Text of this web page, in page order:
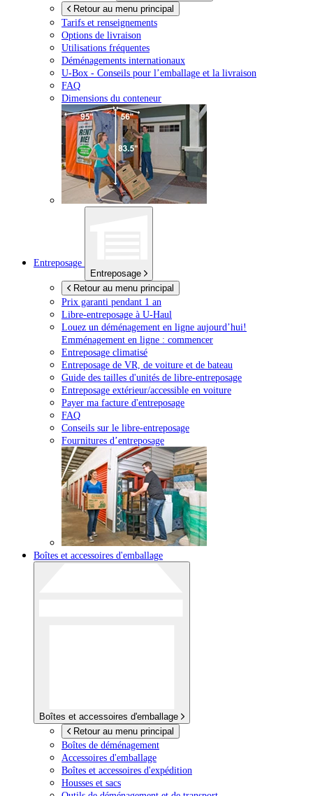
Retour au menu principal
Tarifs et renseignements
Options de livraison
Utilisations fréquentes
Déménagements internationaux
U-Box - Conseils pour l’emballage et la livraison
FAQ
Dimensions du conteneur
Entreposage
Entreposage
Retour au menu principal
Prix garanti pendant 1 an
Libre-entreposage à U-Haul
Louez un déménagement en ligne aujourd’hui!
Emménagement en ligne : commencer
Entreposage climatisé
Entreposage de VR, de voiture et de bateau
Guide des tailles d'unités de libre-entreposage
Entreposage extérieur/accessible en voiture
Payer ma facture d'entreposage
FAQ
Conseils sur le libre-entreposage
Fournitures d’entreposage
Boîtes et accessoires d'emballage
Boîtes et accessoires d'emballage
Retour au menu principal
Boîtes de déménagement
Accessoires d'emballage
Boîtes et accessoires d'expédition
Housses et sacs